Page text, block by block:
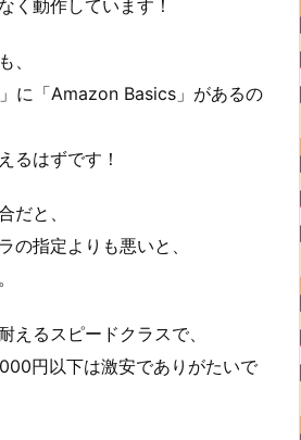
く動作しています！
、
に「Amazon Basics」があるの
るはずです！
だと、
の指定よりも悪いと、
えるスピードクラスで、
円以下は激安でありがたいで